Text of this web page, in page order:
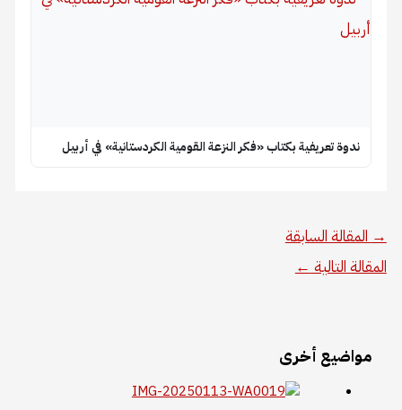
ندوة تعريفية بكتاب «فكر النزعة القومية الكردستانية» في أربيل
→ المقالة السابقة
المقالة التالية ←
مواضيع أخرى